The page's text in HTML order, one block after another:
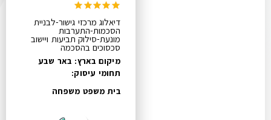
דיאלוג מרכזי גישור-לבניית
הסכמות-התערבות
מונעת-סילוק תביעות ויישוב
סכסוכים בהסכמה
מיקום בארץ: באר שבע
תחומי עיסוק:
בית משפט משפחה